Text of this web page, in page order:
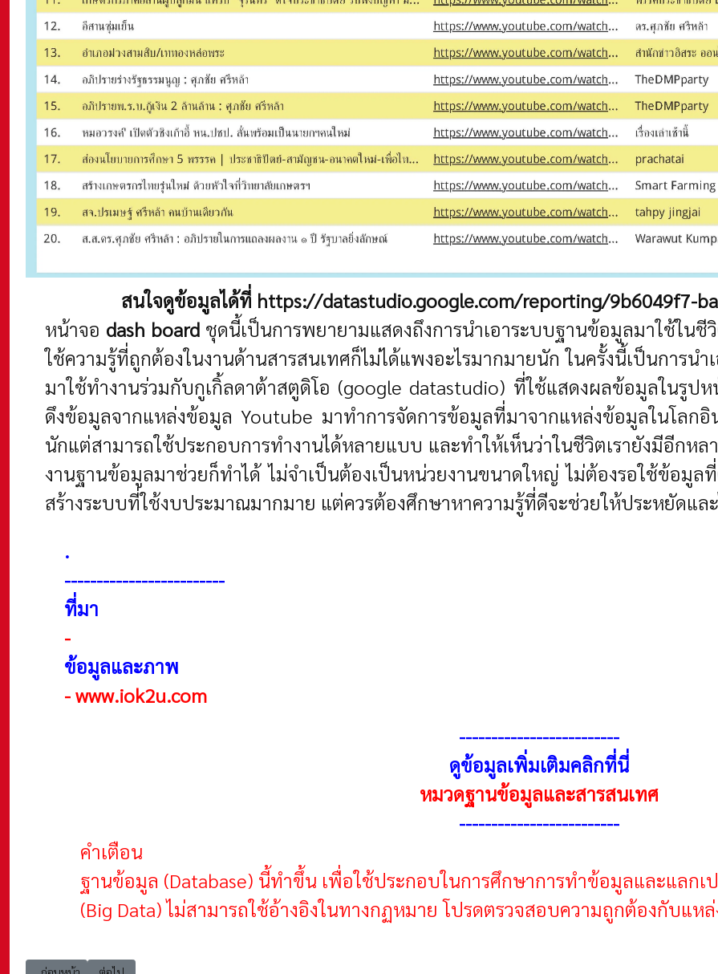
สนใจดูข้อมูลได้ที่ https://datastudio.google.com/reporting/9b6049f7-
หน้าจอ dash board ชุดนี้เป็นการพยายามแสดงถึงการนำเอาระบบฐานข้อมูลมาใช้ใน
ใช้ความรู้ที่ถูกต้องในงานด้านสารสนเทศก็ไม่ได้แพงอะไรมากมายนัก ในครั้งนี้เป็นการน
มาใช้ทำงานร่วมกับกูเกิ้ลดาต้าสตูดิโอ (google datastudio) ที่ใช้แสดงผลข้อมูลในรูปห
ดึงข้อมูลจากแหล่งข้อมูล Youtube มาทำการจัดการข้อมูลที่มาจากแหล่งข้อมูลในโลก
นักแต่สามารถใช้ประกอบการทำงานได้หลายแบบ และทำให้เห็นว่าในชีวิตเรายังมีอีกห
งานฐานข้อมูลมาช่วยก็ทำได้ ไม่จำเป็นต้องเป็นหน่วยงานขนาดใหญ่ ไม่ต้องรอใช้ข้อมูล
สร้างระบบที่ใช้งบประมาณมากมาย แต่ควรต้องศึกษาหาความรู้ที่ดีจะช่วยให้ประหยัดแ
.
-------------------------
ที่มา
-
ข้อมูลและภาพ
-www.iok2u.com
-------------------------
ดูข้อมูลเพิ่มเติมคลิกที่นี่
หมวดฐานข้อมูลและสารสนเทศ
-------------------------
คำเตือน
ฐานข้อมูล (Database) นี้ทำขึ้น เพื่อใช้ประกอบในการศึกษาการทำข้อมูลและแลก
(Big Data) ไม่สามารถใช้อ้างอิงในทางกฏหมาย โปรดตรวจสอบความถูกต้องกับแห
เนื้อหาก่อนหน้า: Looker studio 00001_iok2u GoogleTrend_car สรุปคำค้นชื่อรถจาก Google
เนื้อหาถัดไป: Looker studio 00001_iok2u รวมลิงค์วีดีโอ วีระศักดิ์ โควสุรัตน์